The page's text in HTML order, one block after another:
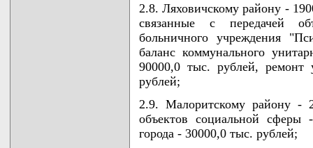
2.8. Ляховичскому району -
связанные с передачей
больничного учреждения
баланс коммунального
90000,0 тыс. рублей, ремонт
рублей;
2.9. Малоритскому району -
объектов социальной сферы
города - 30000,0 тыс. рублей;